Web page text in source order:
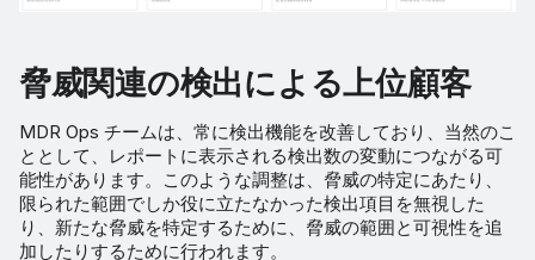
脅威関連の検出による上位顧客
MDR Ops チームは、常に検出機能を改善しており、当然のこ
ととして、レポートに表示される検出数の変動につながる可
能性があります。このような調整は、脅威の特定にあたり、
限られた範囲でしか役に立たなかった検出項目を無視した
り、新たな脅威を特定するために、脅威の範囲と可視性を追
加したりするために行われます。